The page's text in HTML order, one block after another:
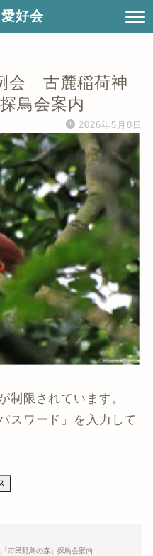
好会
会 古麓稲荷神
鳥会案内
2026年5月8日
制限されています。
スワード」を入力して
市民野鳥の森」探鳥会案内